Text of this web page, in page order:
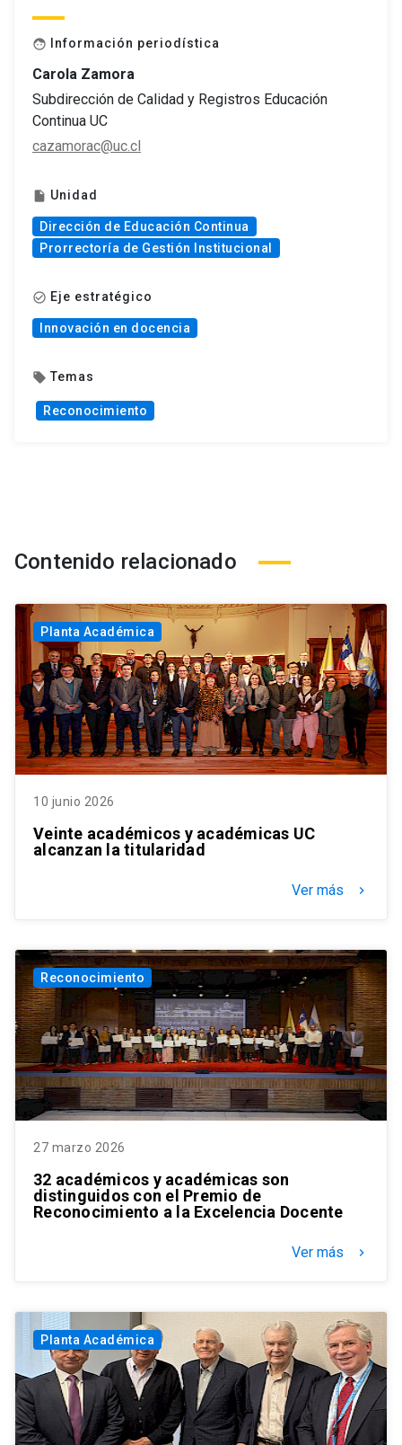
face Información periodística
Carola Zamora
Subdirección de Calidad y Registros Educación
Continua UC
cazamorac@uc.cl
insert_drive_file Unidad
Dirección de Educación Continua
Prorrectoría de Gestión Institucional
check_circle_outline Eje estratégico
Innovación en docencia
local_offer Temas
Reconocimiento
Contenido relacionado
Planta Académica
10 junio 2026
Veinte académicos y académicas UC
alcanzan la titularidad
Ver más keyboard_arrow_right
Reconocimiento
27 marzo 2026
32 académicos y académicas son
distinguidos con el Premio de
Reconocimiento a la Excelencia Docente
Ver más keyboard_arrow_right
Planta Académica